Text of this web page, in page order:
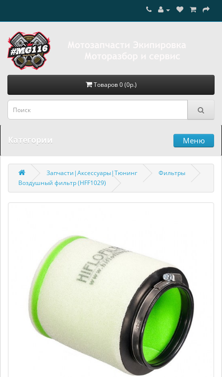
Товаров 0 (0р.)
Категории Меню
Запчасти|Аксессуары|Тюнинг
Фильтры
Воздушный фильтр (HFF1029)